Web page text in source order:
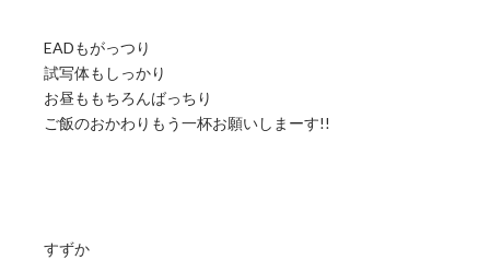
EADもがっつり
試写体もしっかり
お昼ももちろんばっちり
ご飯のおかわりもう一杯お願いしまーす!!
すずか